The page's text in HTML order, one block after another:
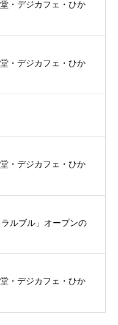
・デジカフェ・ひか
・デジカフェ・ひか
・デジカフェ・ひか
ルブル」オープンの
・デジカフェ・ひか